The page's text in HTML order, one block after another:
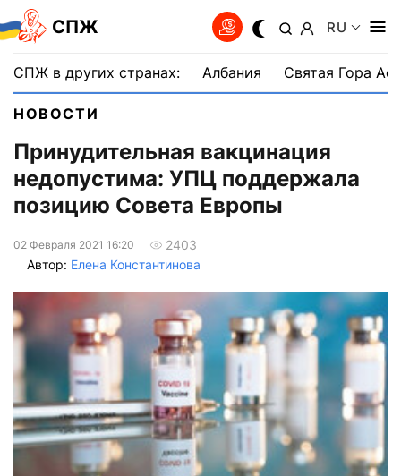
СПЖ RU
СПЖ в других странах: Албания Святая Гора
НОВОСТИ
Принудительная вакцинация
недопустима: УПЦ поддержала
позицию Совета Европы
02 Февраля 2021 16:20
2403
Автор: Елена Константинова